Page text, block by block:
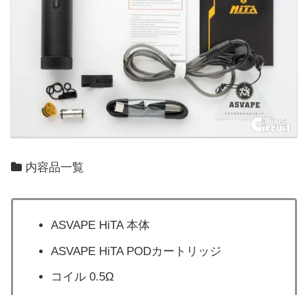
内容品一覧
ASVAPE HiTA 本体
ASVAPE HiTA PODカートリッジ
コイル 0.5Ω